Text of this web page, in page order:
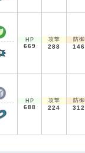
HP
669
攻撃
288
防御
146
HP
688
攻撃
224
防御
312